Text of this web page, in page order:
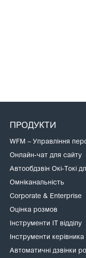
ПРОДУКТИ
WFM – Управління
Онлайн-чат для сайту
Автообдзвін Окі-Токі
Омніканальність
Corporate & Enterprise
Оцінка розмов
Інструменти IT відділу
Інструменти
Автоматичні дзвінки